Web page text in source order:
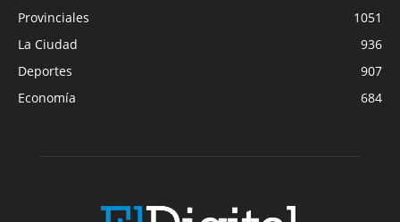
Provinciales
1051
La Ciudad
936
Deportes
907
Economía
684